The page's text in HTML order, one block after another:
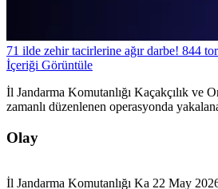
71 ilde zehir tacirlerine ağır darbe! 844
İçeriği Görüntüle
İl Jandarma Komutanlığı Kaçakçılık ve
zamanlı düzenlenen operasyonda
Olay
İl Jandarma Komutanlığı Ka 22 May